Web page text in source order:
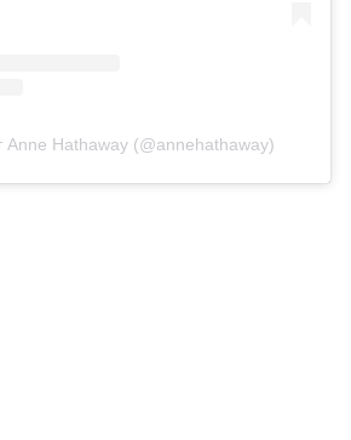
Anne Hathaway (@annehathaway)